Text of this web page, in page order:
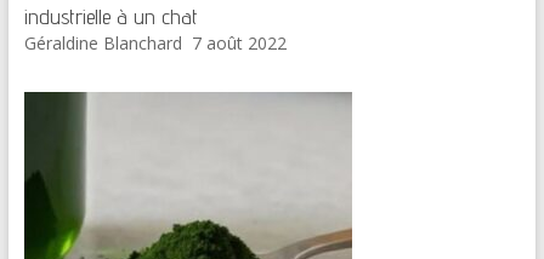
industrielle à un chat
Géraldine Blanchard 7 août 2022